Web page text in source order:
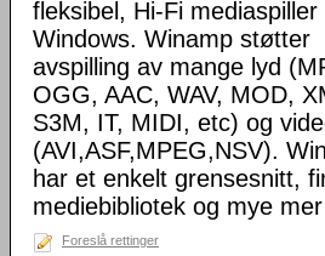
fleksibel, Hi-Fi mediaspiller
Windows. Winamp støtter
avspilling av mange lyd
OGG, AAC, WAV, MOD,
S3M, IT, MIDI, etc) og
(AVI,ASF,MPEG,NSV).
har et enkelt grensesnitt,
mediebibliotek og mye mer
Foreslå rettinger